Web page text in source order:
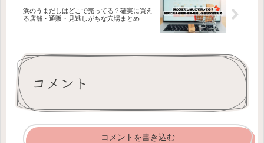
浜のうまだしはどこで売ってる？確実に買え
る店舗・通販・見逃しがちな穴場まとめ
コメント
コメントを書き込む